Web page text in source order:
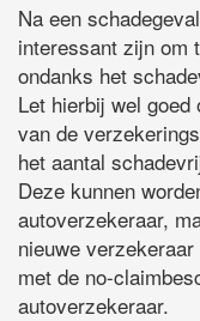
Na een
interessant zijn om
ondanks het
Let hierbij wel
van de
het aantal
Deze kunnen
autoverzekeraar,
nieuwe
met de no-
autoverzekeraar.